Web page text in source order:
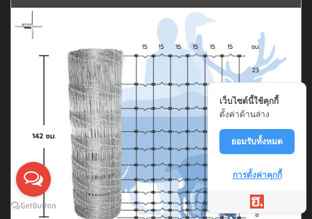
เว็บไซต์นี้ใช้คุกกี้
ตั้งค่าด้านล่าง
ยอมรับทั้งหมด
การตั้งค่าคุกกี้